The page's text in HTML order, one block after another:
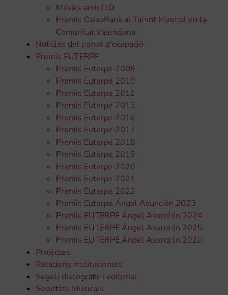
Músics amb D.O.
Premis CaixaBank al Talent Musical en la
Comunitat Valenciana
Noticies del portal d'ocupació
Premis EUTERPE
Premis Euterpe 2009
Premis Euterpe 2010
Premis Euterpe 2011
Premis Euterpe 2013
Premis Euterpe 2016
Premis Euterpe 2017
Premis Euterpe 2018
Premis Euterpe 2019
Premis Euterpe 2020
Premis Euterpe 2021
Premis Euterpe 2022
Premis Euterpe Ángel Asunción 2023
Premis EUTERPE Ángel Asunción 2024
Premis EUTERPE Ángel Asunción 2025
Premis EUTERPE Ángel Asunción 2026
Projectes
Relacions institucionals
Segell discogràfic i editorial
Societats Musicals